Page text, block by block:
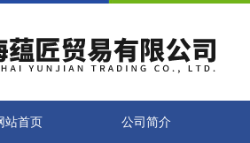
站首页 公司简介